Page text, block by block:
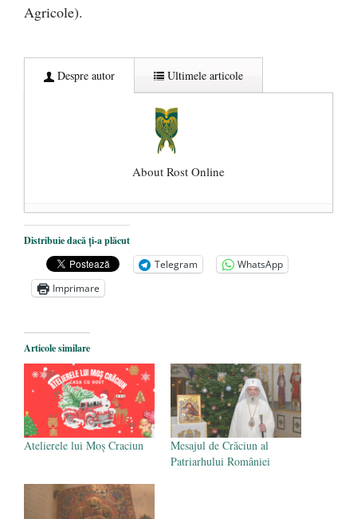
Agricole).
Despre autor Ultimele articole
About Rost Online
Dezvăluiri cutremurătoare despre
președintele Ucrainei, Volodymyr
Zelensky
- 13 mai 2026
Statul care servește Națiunea
Legea Vexler produce efecte. Bustul
poetului Octavian Goga, înlăturat din Iași
- 16 aprilie 2026
Distribuie dacă ți-a plăcut
Telegram
WhatsApp
Imprimare
Articole similare
Atelierele lui Moș Craciun
Mesajul de Crăciun al
Patriarhului României